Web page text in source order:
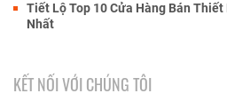
Tiết Lộ Top 10 Cửa Hàng Bán Thiết Bị Âm Thanh Ở TP.HCM
Nhất
KẾT NỐI VỚI CHÚNG TÔI